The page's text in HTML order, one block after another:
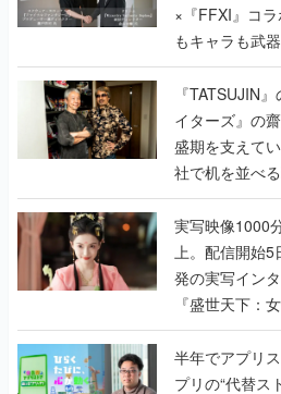
く
『TATSUJIN
イターズ』の
盛期を支えて
社で机を並べ
『TATSUJIN
んだレジェン
実写映像1000
上。配信開始5
発の実写イン
『盛世天下：
うこだわりを
半年でアプリスト
プリの“代替ス
国内向けロー
『あっぷアリ
てみた